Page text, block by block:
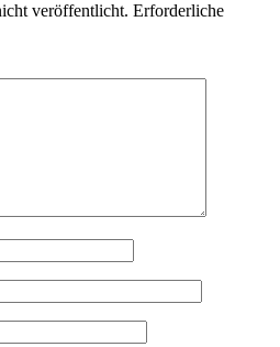
veröffentlicht. Erforderliche